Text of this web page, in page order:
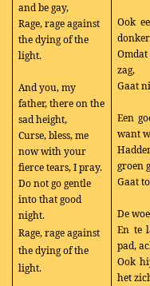
and be gay,
Rage, rage against
the dying of the
light.
And you, my
father, there on the
sad height,
Curse, bless, me
now with your
fierce tears, I pray.
Do not go gentle
into that good
night.
Rage, rage against
the dying of the
light.
Ook
zag,
Gaat
Een
want
groen
Gaat
De
En te
pad,
Ook
het